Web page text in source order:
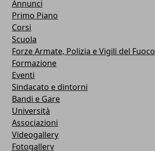
Annunci
Primo Piano
Corsi
Scuola
Forze Armate, Polizia e Vigili del Fuoco
Formazione
Eventi
Sindacato e dintorni
Bandi e Gare
Università
Associazioni
Videogallery
Fotogallery